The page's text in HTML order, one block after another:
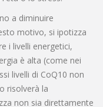
a diminuire
motivo, si ipotizza
i livelli energetici,
è alta (come nei
livelli di CoQ10 non
risolverà la
non sia direttamente